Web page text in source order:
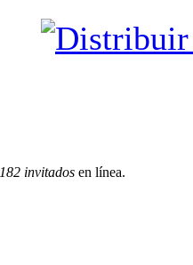
182 invitados en línea.